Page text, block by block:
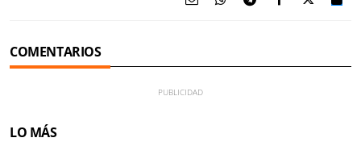
COMENTARIOS
LO MÁS